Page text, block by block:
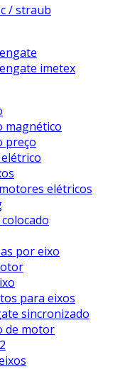
/ straub
imetex
magnético
preço
elétricos
por eixo
para eixos
sincronizado
de motor